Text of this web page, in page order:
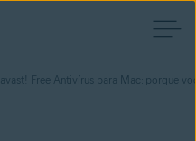
avast! Free Antivírus para Mac: porque